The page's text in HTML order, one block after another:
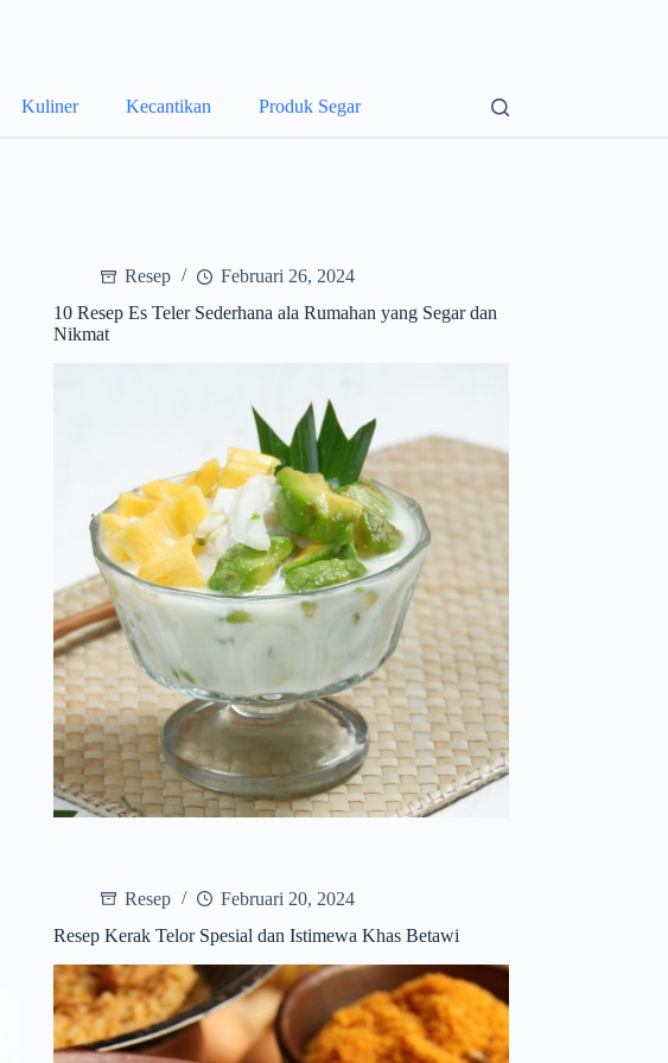
Kuliner Kecantikan Produk Segar
Resep
Februari 26, 2024
10 Resep Es Teler Sederhana ala Rumahan yang Segar dan
Nikmat
Resep
Februari 20, 2024
Resep Kerak Telor Spesial dan Istimewa Khas Betawi